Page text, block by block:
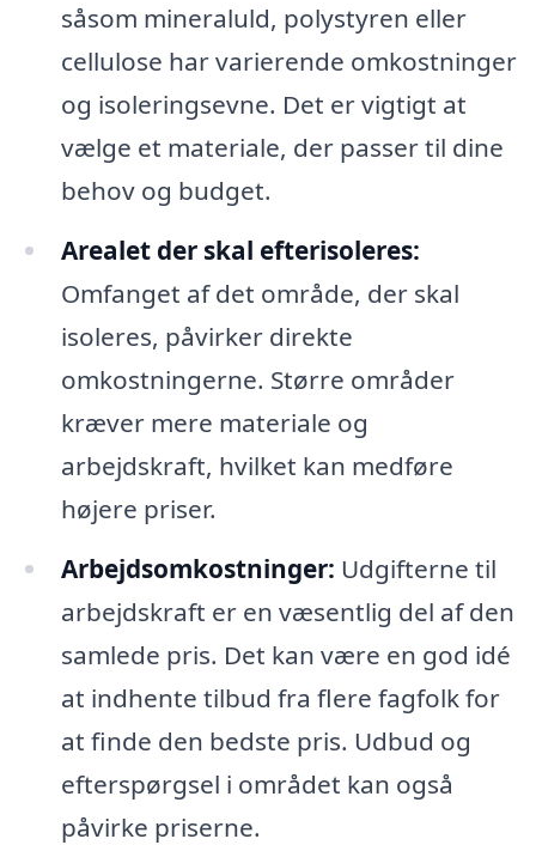
såsom mineraluld, polystyren eller
cellulose har varierende omkostninger
og isoleringsevne. Det er vigtigt at
vælge et materiale, der passer til dine
behov og budget.
Arealet der skal efterisoleres:
Omfanget af det område, der skal
isoleres, påvirker direkte
omkostningerne. Større områder
kræver mere materiale og
arbejdskraft, hvilket kan medføre
højere priser.
Arbejdsomkostninger: Udgifterne til
arbejdskraft er en væsentlig del af den
samlede pris. Det kan være en god idé
at indhente tilbud fra flere fagfolk for
at finde den bedste pris. Udbud og
efterspørgsel i området kan også
påvirke priserne.